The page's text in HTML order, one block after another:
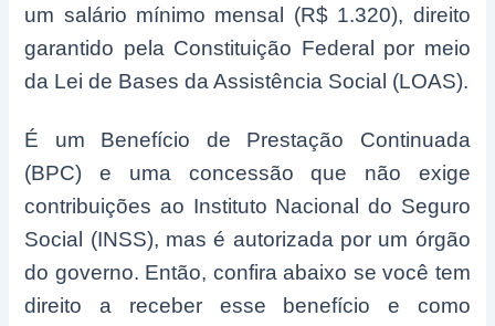
um salário mínimo mensal (R$ 1.320), direito
garantido pela Constituição Federal por meio
da Lei de Bases da Assistência Social (LOAS).
É um Benefício de Prestação Continuada
(BPC) e uma concessão que não exige
contribuições ao Instituto Nacional do Seguro
Social (INSS), mas é autorizada por um órgão
do governo. Então, confira abaixo se você tem
direito a receber esse benefício e como